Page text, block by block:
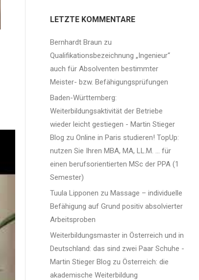
LETZTE KOMMENTARE
Bernhardt Braun zu
Qualifikationsbezeichnung „Ingenieur“
auch für Absolventen bestimmter
Meister- bzw. Befähigungsprüfungen
Baden-Württemberg:
Weiterbildungsaktivität der Betriebe
wieder leicht gestiegen - Martin Stieger
Blog zu Online in Paris studieren! TopUp:
nutzen Sie Ihren MBA, MA, LL.M. … für
einen berufsorientierten MSc der PPA (1
Semester)
Tuula Lipponen zu Massage – individuelle
Befähigung auf Grund positiv absolvierter
Arbeitsproben
Weiterbildungsmaster in Österreich und in
Deutschland: das sind zwei Paar Schuhe -
Martin Stieger Blog zu Österreich: die
akademische Weiterbildung